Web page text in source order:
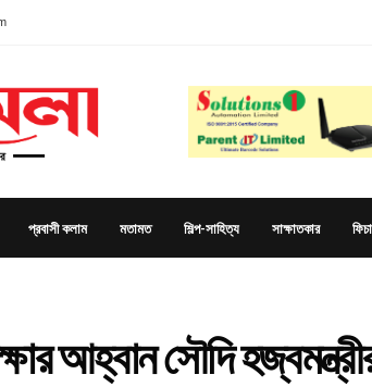
প্রবাসী কলাম মতামত শিল্প-সাহিত্য সাক্ষাতকার
আহ্বান সৌদি